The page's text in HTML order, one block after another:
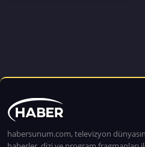
habersunum.com, televizyon